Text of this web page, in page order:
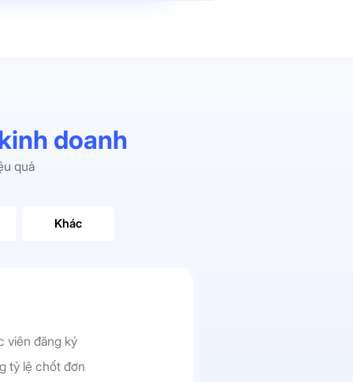
Khác
viên đăng ký
tỷ lệ chốt đơn
doanh
quả